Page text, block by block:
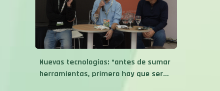
Nuevas tecnologías: “antes de sumar
herramientas, primero hay que ser...